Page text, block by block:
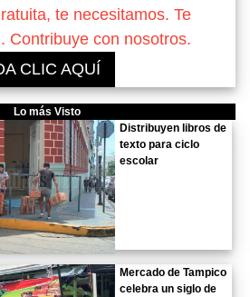
te necesitamos. Te
Contribuye con nosotros.
CLIC AQUÍ
Lo más Visto
Distribuyen libros de
texto para ciclo
escolar
Mercado de Tampico
celebra un siglo de